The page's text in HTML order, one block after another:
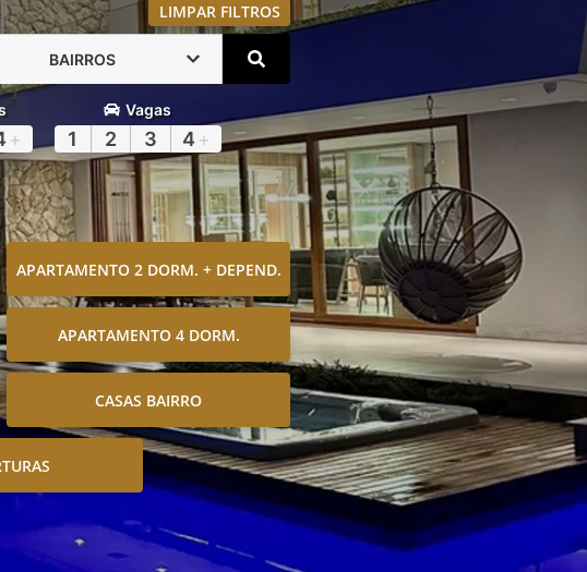
LIMPAR FILTROS
BAIRROS
+
Vagas
1 2 3 4 +
APARTAMENTO 2 DORM. + DEPEND.
APARTAMENTO 4 DORM.
CASAS BAIRRO